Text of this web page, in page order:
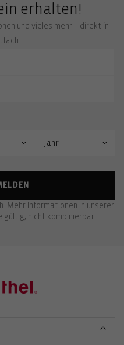
erhalten!
und vieles mehr – direkt in
Mehr Informationen in unserer
gültig, nicht kombinierbar.